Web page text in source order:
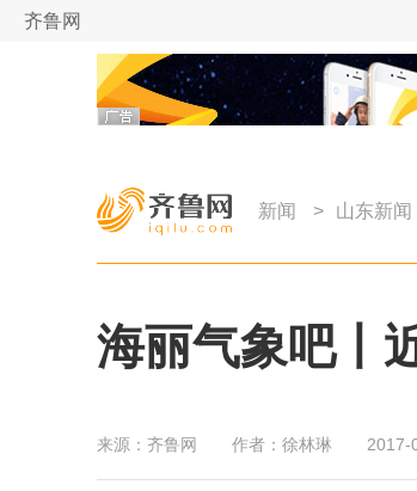
齐鲁网
新闻 > 山东新闻
海丽气象吧丨
来源： 齐鲁网 作者： 徐林琳 2017-